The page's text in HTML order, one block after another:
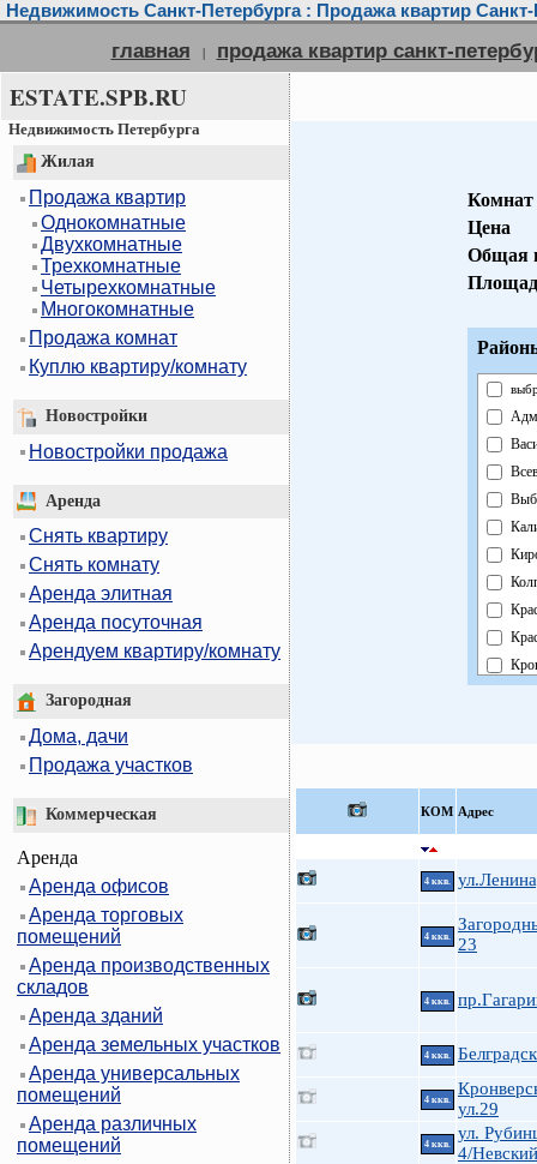
Недвижимость Санкт-Петербурга : Продажа квартир Санкт-
главная | продажа квартир санкт-
ESTATE.SPB.RU
Недвижимость Петербурга
Жилая
Продажа квартир
Однокомнатные
Двухкомнатные
Трехкомнатные
Четырехкомнатные
Многокомнатные
Продажа комнат
Куплю квартиру/комнату
Новостройки
Новостройки продажа
Аренда
Снять квартиру
Снять комнату
Аренда элитная
Аренда посуточная
Арендуем квартиру/комнату
Загородная
Дома, дачи
Продажа участков
Коммерческая
Аренда
Аренда офисов
Аренда торговых
помещений
Аренда производственных
складов
Аренда зданий
Аренда земельных участков
Аренда универсальных
помещений
Аренда различных
помещений
Комнат
Цена
Общая
КOМ Адрес
4 ккв.
4 ккв.
23
4 ккв.
4 ккв.
4 ккв.
ул.29
4 ккв.
ул.
4/